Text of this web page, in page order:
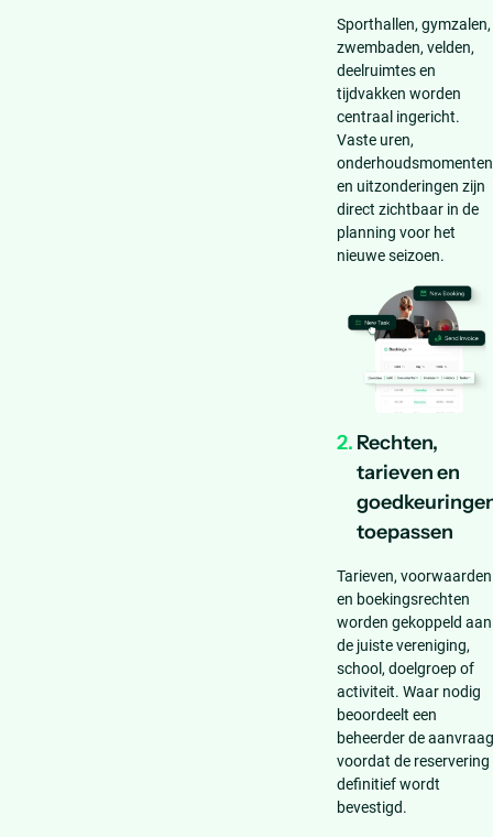
Sporthallen, gymzalen,
zwembaden, velden,
deelruimtes en
tijdvakken worden
centraal ingericht.
Vaste uren,
onderhoudsmomenten
en uitzonderingen zijn
direct zichtbaar in de
planning voor het
nieuwe seizoen.
2. Rechten,
tarieven en
toepassen
Tarieven, voorwaarden
en boekingsrechten
worden gekoppeld aan
de juiste vereniging,
school, doelgroep of
activiteit. Waar nodig
beoordeelt een
beheerder de aanvraag
voordat de reservering
definitief wordt
bevestigd.